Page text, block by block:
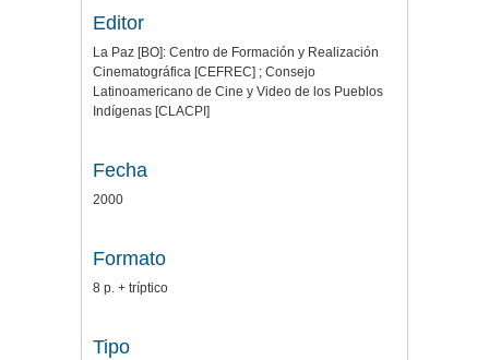
Editor
La Paz [BO]: Centro de Formación y Realización
Cinematográfica [CEFREC] ; Consejo
Latinoamericano de Cine y Video de los Pueblos
Indígenas [CLACPI]
Fecha
2000
Formato
8 p. + tríptico
Tipo